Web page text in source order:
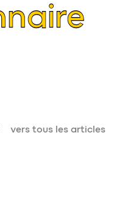
vers tous les articles